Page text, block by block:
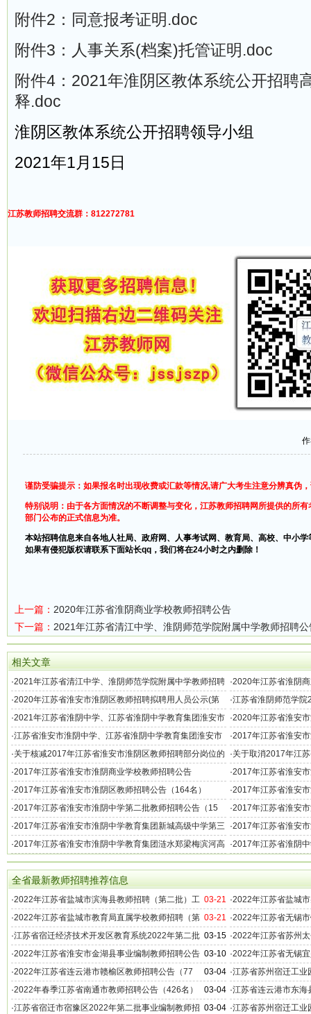
附件2：同意报考证明.doc
附件3：人事关系(档案)托管证明.doc
附件4：2021年淮阴区教体系统公开招聘
释.doc
淮阴区教体系统公开招聘领导小组
2021年1月15日
江苏教师招聘交流群：812272781
谨防受骗提示：如果报名时出现收费或汇款等情况,请广大考生注意分辨真伪
特别说明：由于各方面情况的不断调整与变化，江苏教师招聘网所提供的所
部门公布的正式信息为准。
本站招聘信息来自各地人社局、政府网、人事考试网、教育局、高校、中小
如果有侵犯版权请联系下面站长qq，我们将在24小时之内删除！
上一篇： 2020年江苏省淮阴商业学校教师招聘公告
下一篇： 2021年江苏省清江中学、淮阴师范学院附属中学教师招聘公
相关文章
·2021年江苏省清江中学、淮阴师范学院附属中学教师招聘
公告
·2020年江苏省淮阴
·2020年江苏省淮安市淮阴区教师招聘拟聘用人员公示(第
二批)
·江苏省淮阴师范学院
批）
·2021年江苏省淮阴中学、江苏省淮阴中学教育集团淮安市
新淮高级中学第一批教师招聘公告
·2020年江苏省淮安
·江苏省淮安市淮阴中学、江苏省淮阴中学教育集团淮安市
新淮高级中学2018年第一批教师招聘公告
·2017年江苏省淮安
批教师招聘公告（12
·关于核减2017年江苏省淮安市淮阴区教师招聘部分岗位的
公告
·关于取消2017年江
公告
·2017年江苏省淮安市淮阴商业学校教师招聘公告 ·2017年江苏省淮安
人员公示
·2017年江苏省淮安市淮阴区教师招聘公告（164名） ·2017年江苏省淮安
级中学第二批招聘公
·2017年江苏省淮安市淮阴中学第二批教师招聘公告（15
名）
·2017年江苏省淮安
·2017年江苏省淮安市淮阴中学教育集团新城高级中学第三
批教师招聘公告（24名）
·2017年江苏省淮安
批教师招聘拟聘用人
·2017年江苏省淮安市淮阴中学教育集团涟水郑梁梅滨河高
级中学第一批教师招聘公告
·2017年江苏省淮阴
级中学第一批教师招
全省最新教师招聘推荐信息
03-21
·2022年江苏省盐城市滨海县教师招聘（第二批）工
作公告
·2022年江苏省盐城
作公告
03-21
·2022年江苏省盐城市教育局直属学校教师招聘（第
二批）工作公告
·2022年江苏省无锡
招聘公告（169名）
03-15
·江苏省宿迁经济技术开发区教育系统2022年第二批
教师招聘公告（48名）
·2022年江苏省苏州
（336名）
03-10
·2022年江苏省淮安市金湖县事业编制教师招聘公告
（84名）
·2022年江苏省无锡
（98名）
03-04
·2022年江苏省连云港市赣榆区教师招聘公告（77
名）
·江苏省苏州宿迁工
公告（15名）
03-04
·2022年春季江苏省南通市教师招聘公告（426名） ·江苏省连云港市东
教师招聘公告（100
03-04
·江苏省宿迁市宿豫区2022年第二批事业编制教师招 ·江苏省苏州宿迁工